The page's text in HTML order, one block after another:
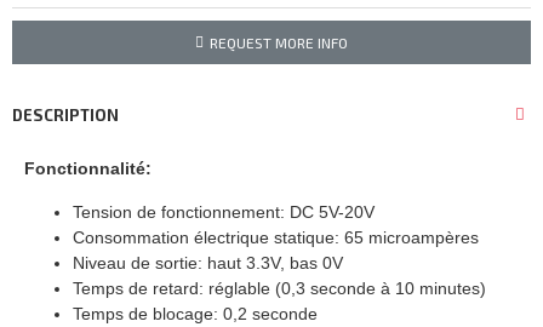
REQUEST MORE INFO
DESCRIPTION
Fonctionnalité:
Tension de fonctionnement: DC 5V-20V
Consommation électrique statique: 65 microampères
Niveau de sortie: haut 3.3V, bas 0V
Temps de retard: réglable (0,3 seconde à 10 minutes)
Temps de blocage: 0,2 seconde